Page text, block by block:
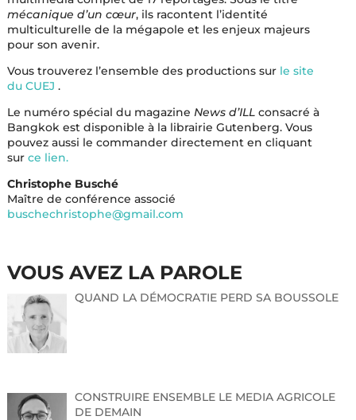
mécanique d’un cœur, ils racontent l’identité
multiculturelle de la mégapole et les enjeux majeurs
pour son avenir.
Vous trouverez l’ensemble des productions sur le site
du CUEJ .
Le numéro spécial du magazine News d’ILLconsacré à
Bangkok est disponible à la librairie Gutenberg. Vous
pouvez aussi le commander directement en cliquant
sur ce lien.
Christophe Busché
Maître de conférence associé
buschechristophe@gmail.com
VOUS AVEZ LA PAROLE
QUAND LA DÉMOCRATIE PERD SA BOUSSOLE
CONSTRUIRE ENSEMBLE LE MEDIA AGRICOLE
DE DEMAIN